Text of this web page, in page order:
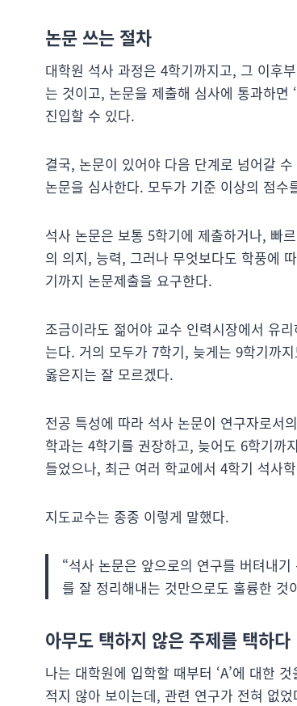
논문 쓰는 절차
대학원 석사 과정은 4학기까지고, 그 이후
는 것이고, 논문을 제출해 심사에 통과하면
진입할 수 있다.
결국, 논문이 있어야 다음 단계로 넘어갈
논문을 심사한다. 모두가 기준 이상의 점수
석사 논문은 보통 5학기에 제출하거나, 빠
의 의지, 능력, 그러나 무엇보다도 학풍에
기까지 논문제출을 요구한다.
조금이라도 젊어야 교수 인력시장에서 유
는다. 거의 모두가 7학기, 늦게는 9학기까
옳은지는 잘 모르겠다.
전공 특성에 따라 석사 논문이 연구자로서
학과는 4학기를 권장하고, 늦어도 6학기까
들었으나, 최근 여러 학교에서 4학기 석사
지도교수는 종종 이렇게 말했다.
“석사 논문은 앞으로의 연구를 버텨내
를 잘 정리해내는 것만으로도 훌륭한 것
아무도 택하지 않은 주제를 택하다
나는 대학원에 입학할 때부터 ‘A’에 대한
적지 않아 보이는데, 관련 연구가 전혀 없